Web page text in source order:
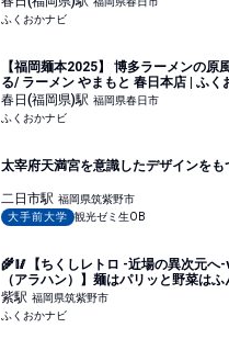
ふくおかナビ
【福岡麺本2025】 博多ラーメンの原
る/ ラーメン やまもと 春日本店 | ふく
春日(福岡県)駅 福岡県春日市
ふくおかナビ
太宰府天満宮を意識したデザインをも
二日市駅 福岡県筑紫野市
大手前大学
観光ゼミ生OB
🌾🥢【ちくしレトロ -近場の異次元へ
（アラハン）】麺はパリッと野菜はふ
記憶がよみがえる | ふくおかナビ
紫駅 福岡県筑紫野市
ふくおかナビ